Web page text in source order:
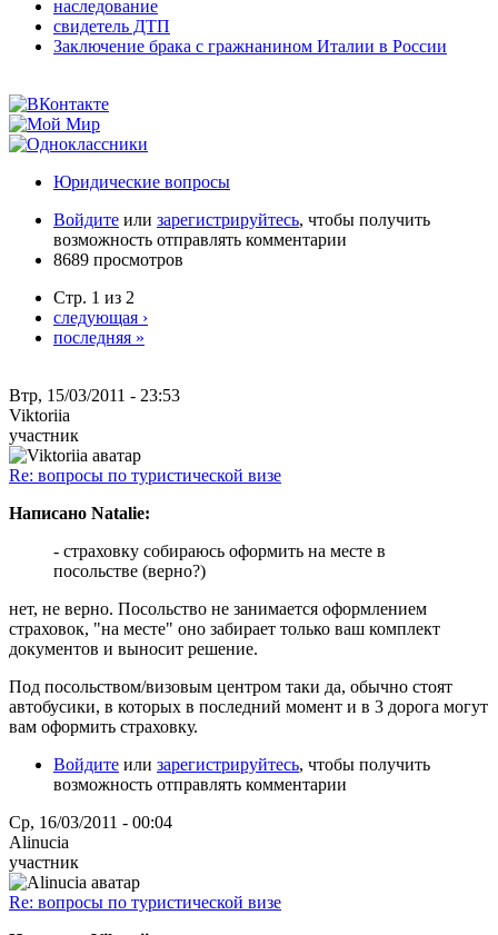
наследование
свидетель ДТП
Заключение брака с гражнанином Италии в России
Юридические вопросы
Войдите или зарегистрируйтесь, чтобы получить
возможность отправлять комментарии
8689 просмотров
Стр. 1 из 2
следующая ›
последняя »
Втр, 15/03/2011 - 23:53
Viktoriia
участник
Re: вопросы по туристической визе
Написано Natalie:
- страховку собираюсь оформить на месте в
посольстве (верно?)
нет, не верно. Посольство не занимается оформлением
страховок, "на месте" оно забирает только ваш комплект
документов и выносит решение.
Под посольством/визовым центром таки да, обычно стоят
автобусики, в которых в последний момент и в 3 дорога могут
вам оформить страховку.
Войдите или зарегистрируйтесь, чтобы получить
возможность отправлять комментарии
Ср, 16/03/2011 - 00:04
Alinucia
участник
Re: вопросы по туристической визе